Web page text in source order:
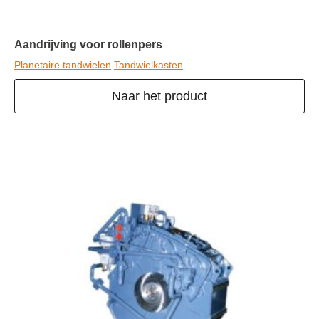
Aandrijving voor rollenpers
Planetaire tandwielen Tandwielkasten
Naar het product